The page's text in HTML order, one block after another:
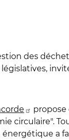
des
propose
circulaire".
a